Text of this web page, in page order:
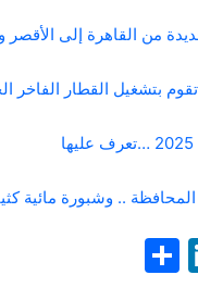
بتشغيل القطار الفاخر
.. وشبورة مائية كثيفة
Li